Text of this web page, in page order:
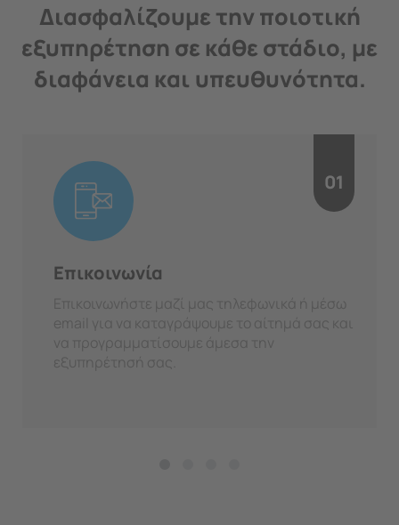
Διασφαλίζουμε την ποιοτική
εξυπηρέτηση σε κάθε στάδιο, με
διαφάνεια και υπευθυνότητα.
01
Επικοινωνία
Επικοινωνήστε μαζί μας τηλεφωνικά ή μέσω
email για να καταγράψουμε το αίτημά σας και
να προγραμματίσουμε άμεσα την
εξυπηρέτησή σας.